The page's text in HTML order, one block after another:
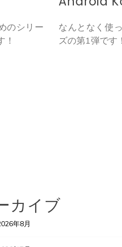
のシリー
なんとなく使
ズの第1弾です
カイブ
年8月